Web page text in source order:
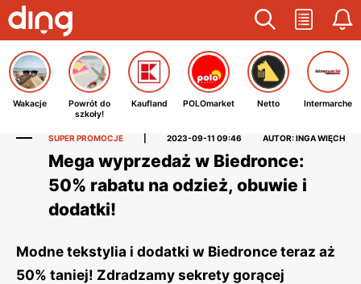
Wakacje
Powrót do
szkoły!
Kaufland POLOmarket Netto Intermarche
SUPER PROMOCJE 2023-09-11 09:46 AUTOR: INGA WIĘCH
Mega wyprzedaż w Biedronce:
50% rabatu na odzież, obuwie i
dodatki!
Modne tekstylia i dodatki w Biedronce teraz aż
50% taniej! Zdradzamy sekrety gorącej